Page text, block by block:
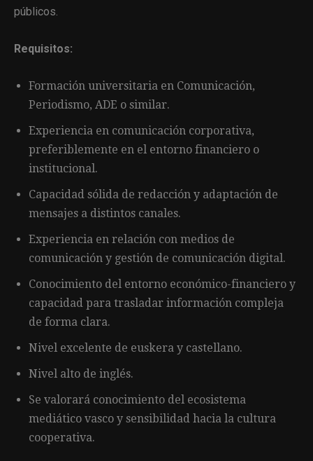
públicos.
Requisitos:
Formación universitaria en Comunicación,
Periodismo, ADE o similar.
Experiencia en comunicación corporativa,
preferiblemente en el entorno financiero o
institucional.
Capacidad sólida de redacción y adaptación de
mensajes a distintos canales.
Experiencia en relación con medios de
comunicación y gestión de comunicación digital.
Conocimiento del entorno económico-financiero y
capacidad para trasladar información compleja
de forma clara.
Nivel excelente de euskera y castellano.
Nivel alto de inglés.
Se valorará conocimiento del ecosistema
mediático vasco y sensibilidad hacia la cultura
cooperativa.